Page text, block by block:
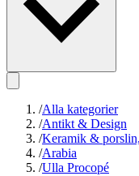
/Alla kategorier
/Antikt & Design
/Keramik &
/Arabia
/Ulla Procopé